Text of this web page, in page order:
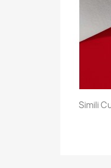
Simili